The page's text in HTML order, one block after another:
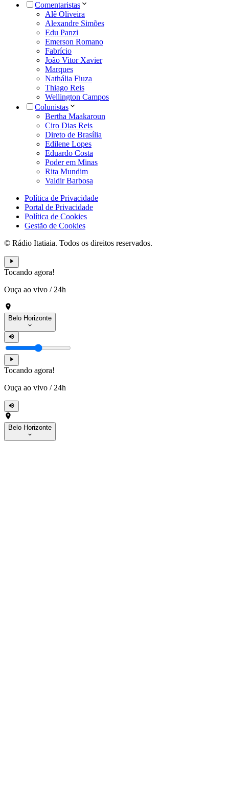
Comentaristas
Alê Oliveira
Alexandre Simões
Edu Panzi
Emerson Romano
Fabrício
João Vitor Xavier
Marques
Nathália Fiuza
Thiago Reis
Wellington Campos
Colunistas
Bertha Maakaroun
Ciro Dias Reis
Direto de Brasília
Edilene Lopes
Eduardo Costa
Poder em Minas
Rita Mundim
Valdir Barbosa
Política de Privacidade
Portal de Privacidade
Política de Cookies
Gestão de Cookies
© Rádio Itatiaia. Todos os direitos reservados.
Tocando agora!
Ouça ao vivo / 24h
Belo Horizonte
Tocando agora!
Ouça ao vivo / 24h
Belo Horizonte